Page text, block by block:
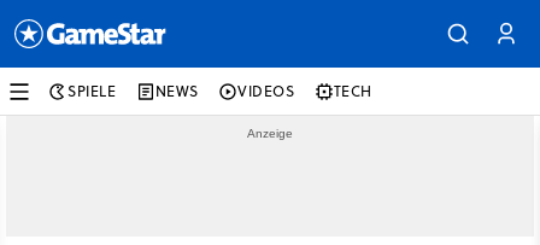
SPIELE NEWS VIDEOS TECH